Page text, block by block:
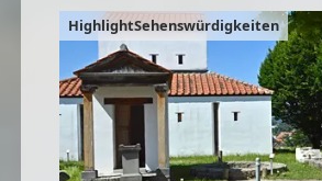
HighlightSehenswürdigkeiten